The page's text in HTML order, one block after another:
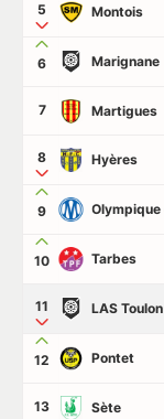
5 Montois
6 Marignane
7 Martigues
8 Hyères
9
10 Tarbes
11 LAS Toulon
12 Pontet
13 Sète